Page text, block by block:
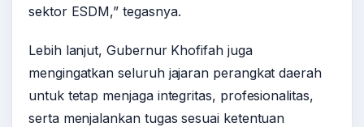
sektor ESDM,” tegasnya.
Lebih lanjut, Gubernur Khofifah juga
mengingatkan seluruh jajaran perangkat daerah
untuk tetap menjaga integritas, profesionalitas,
serta menjalankan tugas sesuai ketentuan